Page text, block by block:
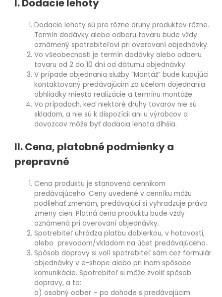
I. Dodacie lehoty
Dodacie lehoty sú pre rôzne druhy produktov rôzne.
Termín dodávky alebo odberu tovaru bude vždy
oznámený spotrebiteľovi pri overovaní objednávky.
Vo všeobecnosti je termín dodávky alebo odberu
tovaru od 2 do 10 dní od dátumu objednávky.
V prípade objednania služby “Montáž” bude kupujúci
kontaktovaný predávajúcim za účelom dojednania
obhliadky miesta realizácie a termínu montáže.
Vo prípadoch, keď niektoré druhy tovarov nie sú
skladom, a nie sú k dispozícii ani u výrobcov a
dovozcov môže byť dodacia lehota dlhšia.
II. Cena, platobné podmienky a
prepravné
Cena produktu je stanovená cenníkom
predávajúceho. Ceny uvedené v cenníku môžu
podliehať zmenám, predávajúci si vyhradzuje právo
zmeny cien. Platná cena produktu bude vždy
oznámená pri overovaní objednávky.
Spotrebiteľ uhrádza platbu dobierkou, v hotovosti,
alebo prevodom/vkladom na účet predávajúceho.
Spôsob dopravy si volí spotrebiteľ sám cez formulár
objednávky v e-shope alebo pri inom spôsobe
komunikácie. Spotrebiteľ si môže zvoliť spôsob
dopravy, a to:
a) osobný odber – po dohode s predávajúcim